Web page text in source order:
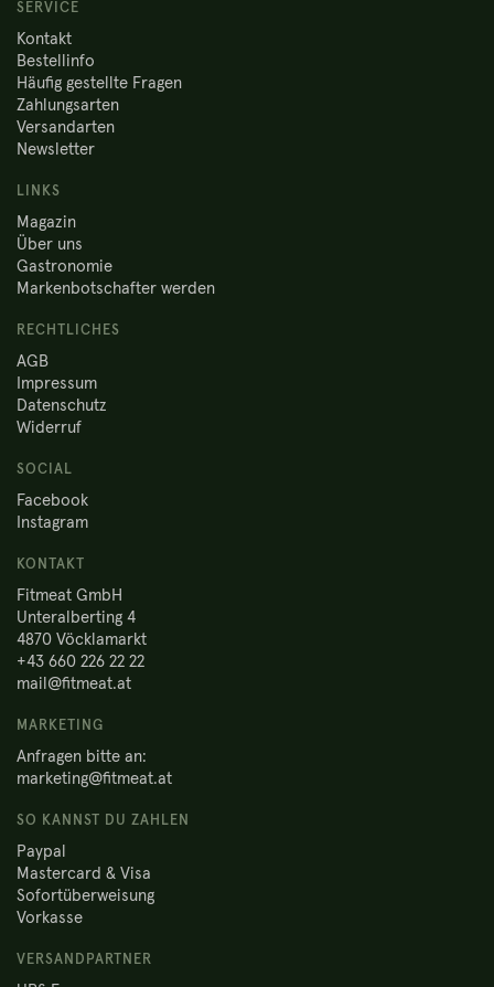
SERVICE
Kontakt
Bestellinfo
Häufig gestellte Fragen
Zahlungsarten
Versandarten
Newsletter
LINKS
Magazin
Über uns
Gastronomie
Markenbotschafter werden
RECHTLICHES
AGB
Impressum
Datenschutz
Widerruf
SOCIAL
Facebook
Instagram
KONTAKT
Fitmeat GmbH
Unteralberting 4
4870 Vöcklamarkt
+43 660 226 22 22
mail@fitmeat.at
MARKETING
Anfragen bitte an:
marketing@fitmeat.at
SO KANNST DU ZAHLEN
Paypal
Mastercard & Visa
Sofortüberweisung
Vorkasse
VERSANDPARTNER